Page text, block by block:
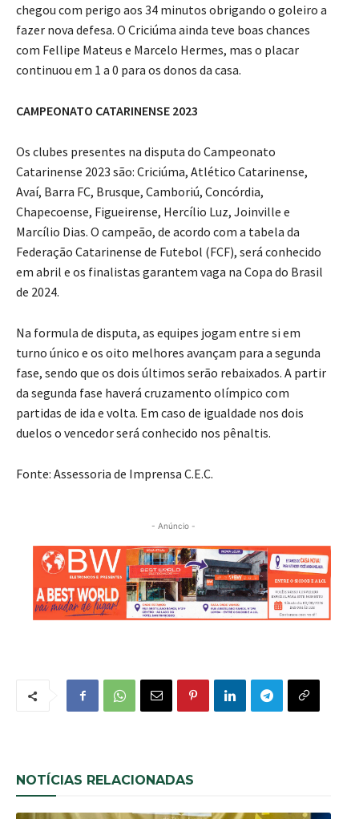
chegou com perigo aos 34 minutos obrigando o goleiro a
fazer nova defesa. O Criciúma ainda teve boas chances
com Fellipe Mateus e Marcelo Hermes, mas o placar
continuou em 1 a 0 para os donos da casa.
CAMPEONATO CATARINENSE 2023
Os clubes presentes na disputa do Campeonato
Catarinense 2023 são: Criciúma, Atlético Catarinense,
Avaí, Barra FC, Brusque, Camboriú, Concórdia,
Chapecoense, Figueirense, Hercílio Luz, Joinville e
Marcílio Dias. O campeão, de acordo com a tabela da
Federação Catarinense de Futebol (FCF), será conhecido
em abril e os finalistas garantem vaga na Copa do Brasil
de 2024.
Na formula de disputa, as equipes jogam entre si em
turno único e os oito melhores avançam para a segunda
fase, sendo que os dois últimos serão rebaixados. A partir
da segunda fase haverá cruzamento olímpico com
partidas de ida e volta. Em caso de igualdade nos dois
duelos o vencedor será conhecido nos pênaltis.
Fonte: Assessoria de Imprensa C.E.C.
- Anúncio -
NOTÍCIAS RELACIONADAS